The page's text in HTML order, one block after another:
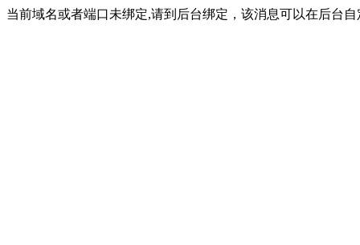
当前域名或者端口未绑定,请到后台绑定，该消息可以在后台自